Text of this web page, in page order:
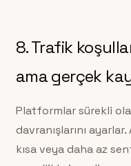
8. Trafik
ama gerçek
Platformlar sürekli
davranışlarını
kısa veya daha az